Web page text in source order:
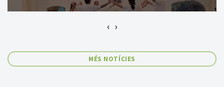
‹ ›
MÉS NOTÍCIES